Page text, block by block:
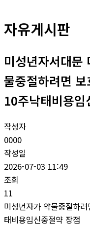
자유게시판
미성년자서대문
물중절하려면
10주낙태비용임
작성자
0000
작성일
2026-07-03 11:49
조회
11
미성년자가 약물중절하
태비용임신중절약 장점